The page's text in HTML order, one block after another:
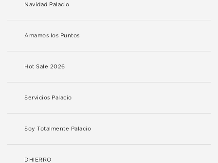
Navidad Palacio
Amamos los Puntos
Hot Sale 2026
Servicios Palacio
Soy Totalmente Palacio
DHIERRO